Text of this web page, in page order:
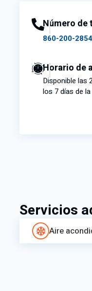
Número de
860-200-2854
Horario de
Disponible las
los 7 días de
Servicios
Aire